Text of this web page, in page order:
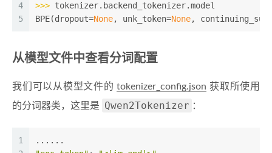
4
5
>>> tokenizer.backend_tokenizer.model
BPE(dropout=None, unk_token=None,
从模型文件中查看分词配置
我们可以从模型文件的tokenizer_config.json 获取所使用
的分词器类，这里是
Qwen2Tokenizer ：
1
......